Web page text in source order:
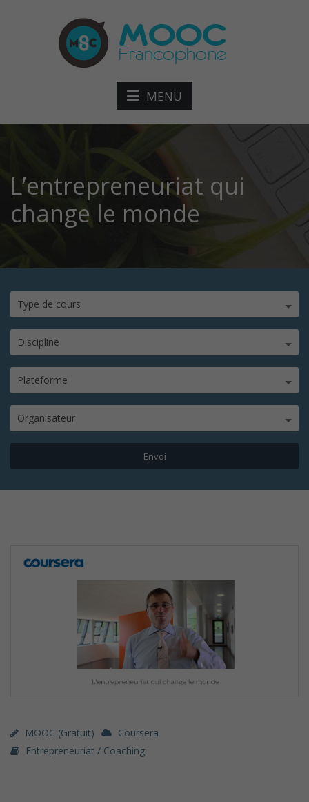
MENU
L’entrepreneuriat qui
change le monde
Type de cours
Discipline
Plateforme
Organisateur
MOOC (gratuit)
Coursera
Entrepreneuriat / Coaching